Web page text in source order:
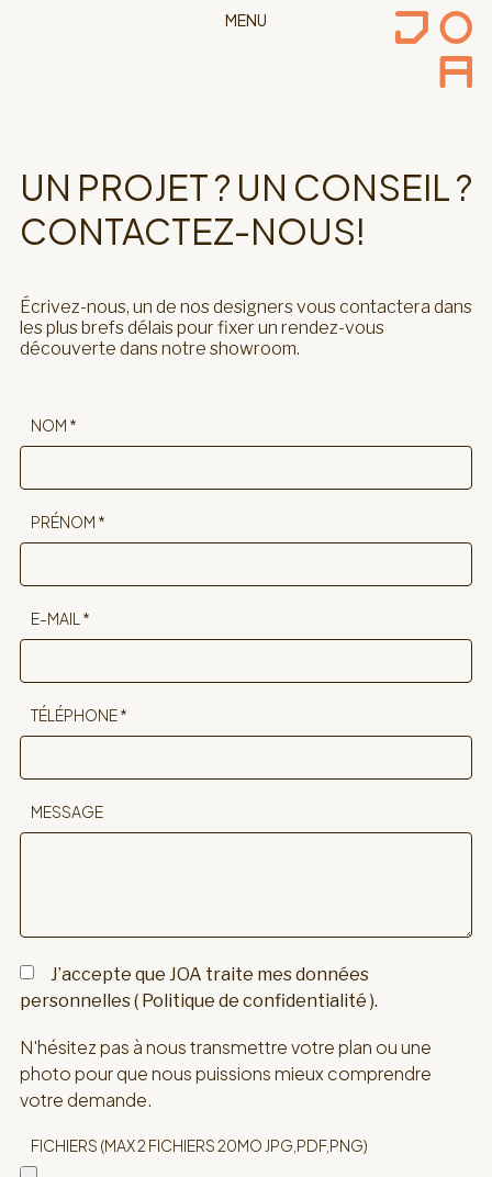
MENU
UN PROJET ? UN CONSEIL ?
CONTACTEZ-NOUS!
Écrivez-nous, un de nos designers vous contactera dans
les plus brefs délais pour fixer un rendez-vous
découverte dans notre showroom.
NOM *
PRÉNOM *
E-MAIL *
TÉLÉPHONE *
MESSAGE
J’accepte que JOA traite mes données
personnelles ( Politique de confidentialité ).
N'hésitez pas à nous transmettre votre plan ou une
photo pour que nous puissions mieux comprendre
votre demande.
FICHIERS (MAX 2 FICHIERS 20MO JPG,PDF,PNG)